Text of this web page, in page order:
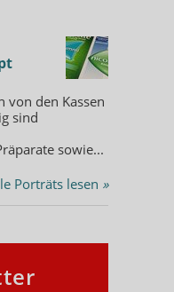
von den Kassen
sind
sowie...
Porträts lesen »